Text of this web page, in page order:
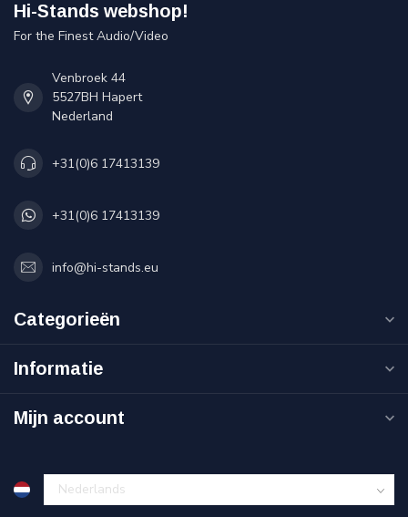
Hi-Stands webshop!
For the Finest Audio/Video
Venbroek 44
5527BH Hapert
Nederland
+31(0)6 17413139
+31(0)6 17413139
info@hi-stands.eu
Categorieën
Informatie
Mijn account